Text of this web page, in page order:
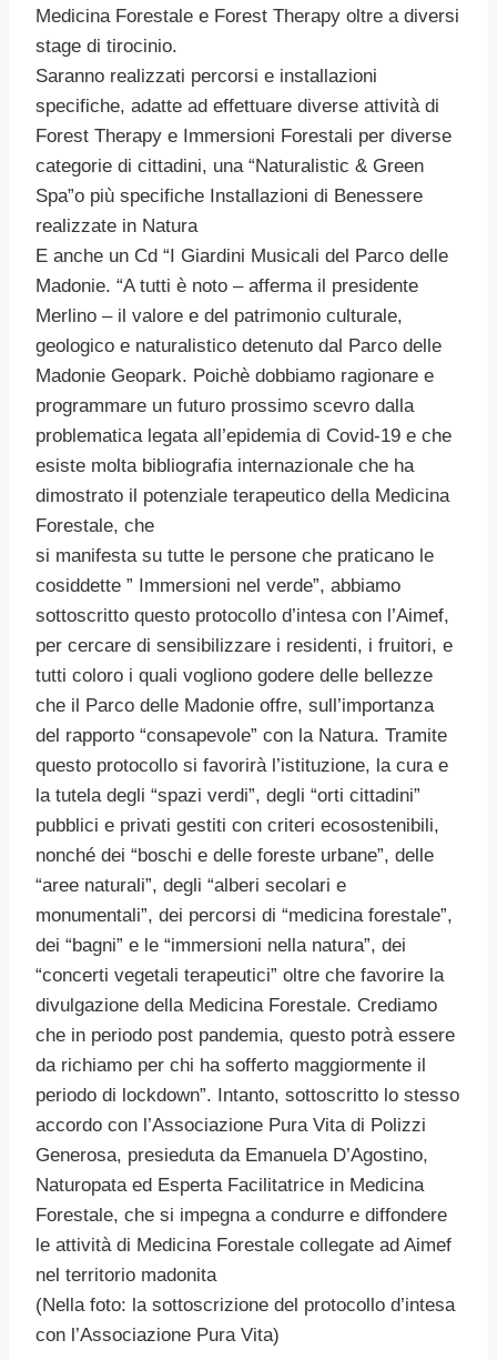
Medicina Forestale e Forest Therapy oltre a diversi
stage di tirocinio.
Saranno realizzati percorsi e installazioni
specifiche, adatte ad effettuare diverse attività di
Forest Therapy e Immersioni Forestali per diverse
categorie di cittadini, una “Naturalistic & Green
Spa”o più specifiche Installazioni di Benessere
realizzate in Natura
E anche un Cd “I Giardini Musicali del Parco delle
Madonie. “A tutti è noto – afferma il presidente
Merlino – il valore e del patrimonio culturale,
geologico e naturalistico detenuto dal Parco delle
Madonie Geopark. Poichè dobbiamo ragionare e
programmare un futuro prossimo scevro dalla
problematica legata all’epidemia di Covid-19 e che
esiste molta bibliografia internazionale che ha
dimostrato il potenziale terapeutico della Medicina
Forestale, che
si manifesta su tutte le persone che praticano le
cosiddette ” Immersioni nel verde”, abbiamo
sottoscritto questo protocollo d’intesa con l’Aimef,
per cercare di sensibilizzare i residenti, i fruitori, e
tutti coloro i quali vogliono godere delle bellezze
che il Parco delle Madonie offre, sull’importanza
del rapporto “consapevole” con la Natura. Tramite
questo protocollo si favorirà l’istituzione, la cura e
la tutela degli “spazi verdi”, degli “orti cittadini”
pubblici e privati gestiti con criteri ecosostenibili,
nonché dei “boschi e delle foreste urbane”, delle
“aree naturali”, degli “alberi secolari e
monumentali”, dei percorsi di “medicina forestale”,
dei “bagni” e le “immersioni nella natura”, dei
“concerti vegetali terapeutici” oltre che favorire la
divulgazione della Medicina Forestale. Crediamo
che in periodo post pandemia, questo potrà essere
da richiamo per chi ha sofferto maggiormente il
periodo di lockdown”. Intanto, sottoscritto lo stesso
accordo con l’Associazione Pura Vita di Polizzi
Generosa, presieduta da Emanuela D’Agostino,
Naturopata ed Esperta Facilitatrice in Medicina
Forestale, che si impegna a condurre e diffondere
le attività di Medicina Forestale collegate ad Aimef
nel territorio madonita
(Nella foto: la sottoscrizione del protocollo d’intesa
con l’Associazione Pura Vita)